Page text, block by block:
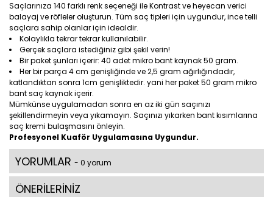
Saçlarınıza 140 farklı renk seçeneği ile Kontrast ve heyecan verici
balayaj ve röfleler oluşturun. Tüm saç tipleri için uygundur, ince telli
saçlara sahip olanlar için idealdir.
Kolaylıkla tekrar tekrar kullanılabilir.
Gerçek saçlara istediğiniz gibi şekil verin!
Bir paket şunları içerir: 40 adet mikro bant kaynak 50 gram.
Her bir parça 4 cm genişliğinde ve 2,5 gram ağırlığındadır,
katlandıktan sonra 1cm genişliktedir. yani her paket 50 gram mikro
bant saç kaynak içerir.
Mümkünse uygulamadan sonra en az iki gün saçınızı
şekillendirmeyin veya yıkamayın. Saçınızı yıkarken bant kısımlarına
saç kremi bulaşmasını önleyin.
Profesyonel Kuaför Uygulamasına Uygundur.
YORUMLAR - 0 yorum
ÖNERİLERİNİZ